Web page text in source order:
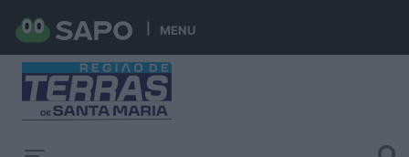
MENU